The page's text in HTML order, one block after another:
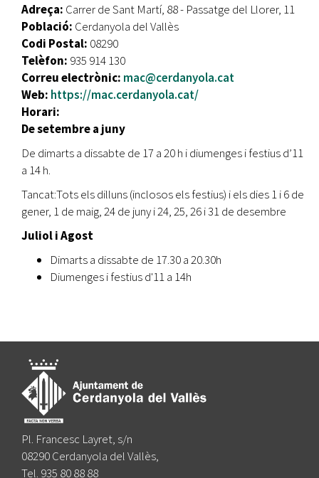
Adreça: Carrer de Sant Martí, 88 - Passatge del Llorer, 11
Població: Cerdanyola del Vallès
Codi Postal: 08290
Telèfon: 935 914 130
Correu electrònic: mac@cerdanyola.cat
Web: https://mac.cerdanyola.cat/
Horari:
De setembre a juny
De dimarts a dissabte de 17 a 20 h i diumenges i festius d’11
a 14 h.
Tancat:Tots els dilluns (inclosos els festius) i els dies 1 i 6 de
gener, 1 de maig, 24 de juny i 24, 25, 26 i 31 de desembre
Juliol i Agost
Dimarts a dissabte de 17.30 a 20.30h
Diumenges i festius d'11 a 14h
Pl. Francesc Layret, s/n
08290 Cerdanyola del Vallès,
Tel. 935 80 88 88